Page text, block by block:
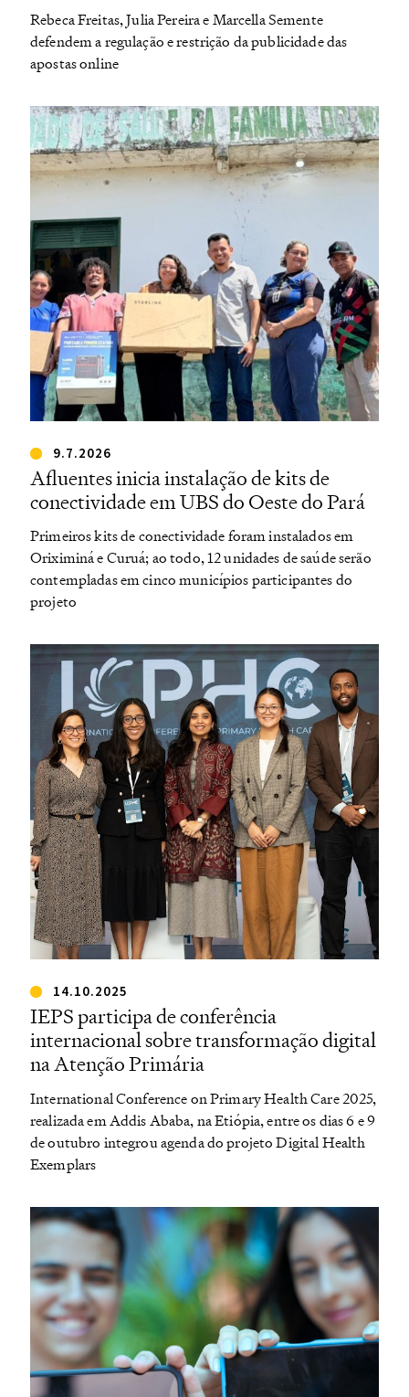
Rebeca Freitas, Julia Pereira e Marcella Semente
defendem a regulação e restrição da publicidade das
apostas online
9.7.2026
Afluentes inicia instalação de kits de
conectividade em UBS do Oeste do Pará
Primeiros kits de conectividade foram instalados em
Oriximiná e Curuá; ao todo, 12 unidades de saúde serão
contempladas em cinco municípios participantes do
projeto
14.10.2025
IEPS participa de conferência
internacional sobre transformação digital
na Atenção Primária
International Conference on Primary Health Care 2025,
realizada em Addis Ababa, na Etiópia, entre os dias 6 e 9
de outubro integrou agenda do projeto Digital Health
Exemplars